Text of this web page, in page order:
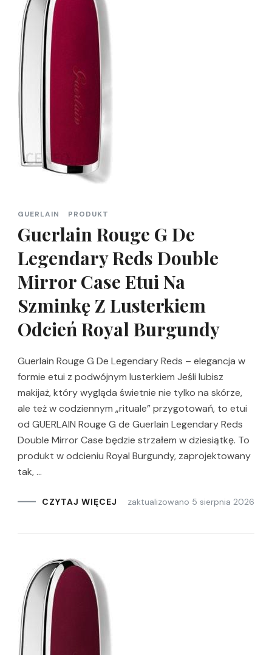
GUERLAIN PRODUKT
Guerlain Rouge G De
Legendary Reds Double
Mirror Case Etui Na
Szminkę Z Lusterkiem
Odcień Royal Burgundy
Guerlain Rouge G De Legendary Reds – elegancja w
formie etui z podwójnym lusterkiem Jeśli lubisz
makijaż, który wygląda świetnie nie tylko na skórze,
ale też w codziennym „rituale” przygotowań, to etui
od GUERLAIN Rouge G de Guerlain Legendary Reds
Double Mirror Case będzie strzałem w dziesiątkę. To
produkt w odcieniu Royal Burgundy, zaprojektowany
tak, …
CZYTAJ WIĘCEJ zaktualizowano 5 sierpnia 2026